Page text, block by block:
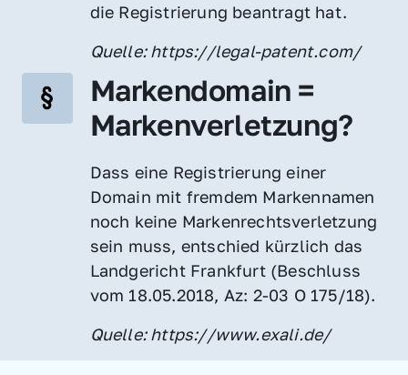
die Registrierung beantragt hat.
Quelle: https://legal-patent.com/
Markendomain =
Markenverletzung?
Dass eine Registrierung einer
Domain mit fremdem Markennamen
noch keine Markenrechtsverletzung
sein muss, entschied kürzlich das
Landgericht Frankfurt (Beschluss
vom 18.05.2018, Az: 2-03 O 175/18).
Quelle: https://www.exali.de/